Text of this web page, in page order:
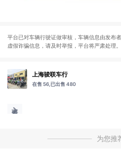
平台已对车辆行驶证做审核，车辆信息由发布
虚假诈骗信息，请及时举报，平台将严肃处理。
上海骏联车行
在售 56,已出售 480
为您推